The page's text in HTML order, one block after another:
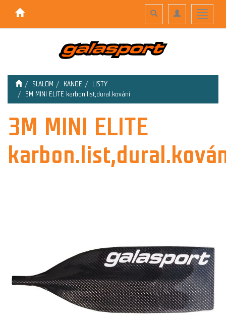
Toggle
Toggle
navigation
Toggle
search
SLALOM KANOE
LISTY
3M MINI ELITE karbon.list,dural.kování
3M MINI ELITE